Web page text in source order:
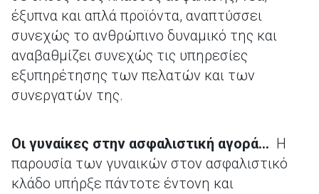
έξυπνα και απλά προϊόντα, αναπτύσσει
συνεχώς το ανθρώπινο δυναμικό της και
αναβαθμίζει συνεχώς τις υπηρεσίες
εξυπηρέτησης των πελατών και των
συνεργατών της.
Οι γυναίκες στην ασφαλιστική αγορά… Η
παρουσία των γυναικών στον ασφαλιστικό
κλάδο υπήρξε πάντοτε έντονη και